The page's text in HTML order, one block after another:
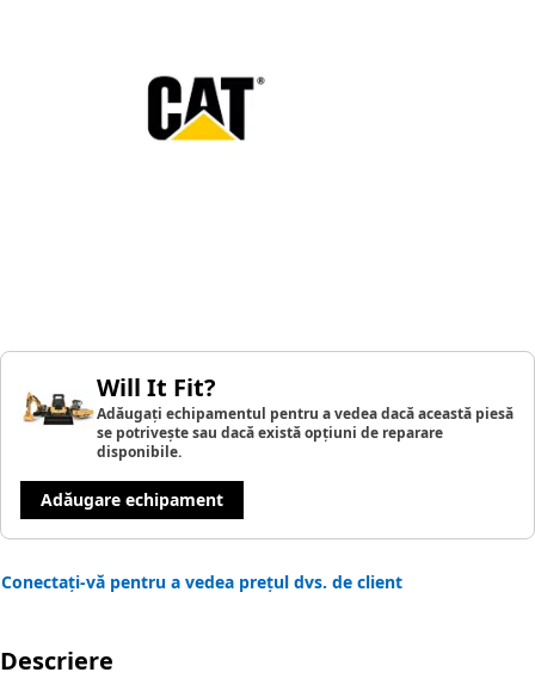
Will It Fit?
Adăugați echipamentul pentru a vedea dacă această piesă
se potrivește sau dacă există opțiuni de reparare
disponibile.
Adăugare echipament
Conectați-vă pentru a vedea prețul dvs. de client
Descriere